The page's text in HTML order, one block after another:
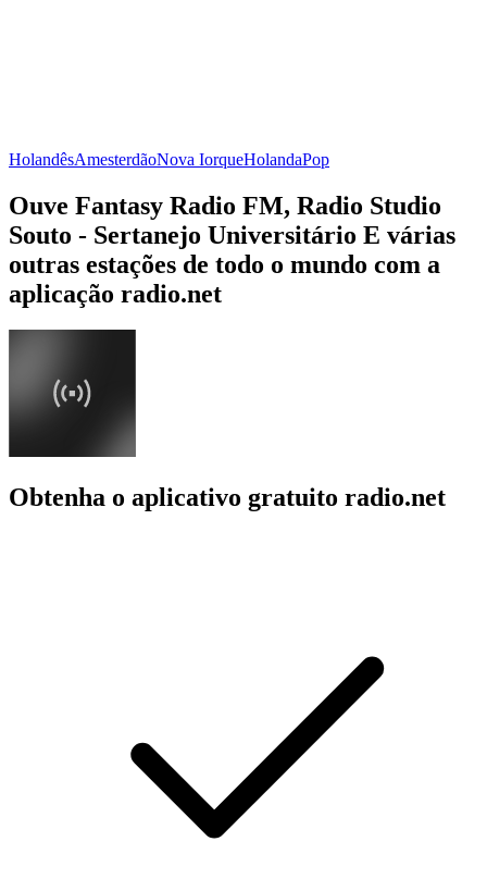
HolandêsAmesterdãoNova IorqueHolandaPop
Ouve Fantasy Radio FM, Radio Studio
Souto - Sertanejo Universitário E várias
outras estações de todo o mundo com a
aplicação radio.net
Obtenha o aplicativo gratuito radio.net